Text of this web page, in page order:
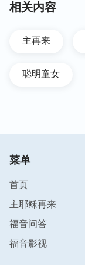
相关内容
主再来
聪明童女
菜单
首页
主耶稣再来
福音问答
福音影视